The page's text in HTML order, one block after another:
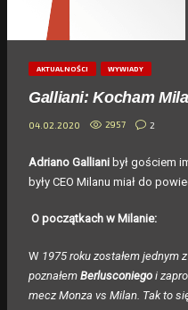
AKTUALNOŚCI WYWIADY
Galliani: Kocham
04.02.2020 2957 2
Adriano Galliani był gościem
były CEO Milanu miał do
O początkach w Milanie:
W 1975 roku zostałem jednym
poznałem Berlusconiego i
mecz Monza vs Milan. Tak to